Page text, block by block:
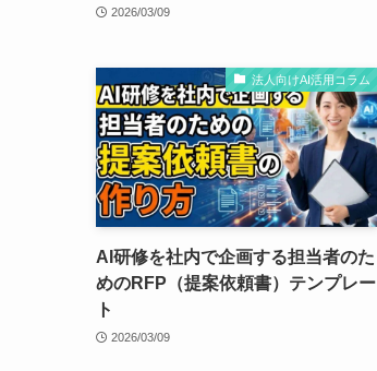
2026/03/09
法人向けAI活用コラム
AI研修を社内で企画する担当者のた
めのRFP（提案依頼書）テンプレー
ト
2026/03/09